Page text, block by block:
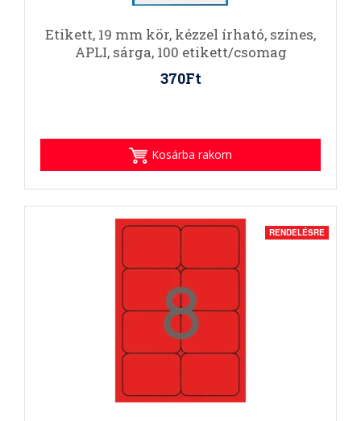
Etikett, 19 mm kör, kézzel írható, színes,
APLI, sárga, 100 etikett/csomag
370Ft
Kosárba rakom
RENDELÉSRE